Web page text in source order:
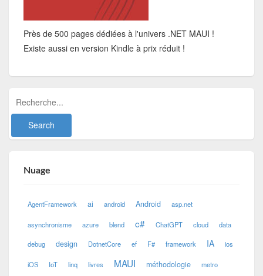
Près de 500 pages dédiées à l'univers .NET MAUI !
Existe aussi en version Kindle à prix réduit !
Nuage
AgentFramework ai android Android asp.net
asynchronisme azure blend c# ChatGPT cloud data
debug design DotnetCore ef F# framework IA ios
iOS IoT linq livres MAUI méthodologie metro